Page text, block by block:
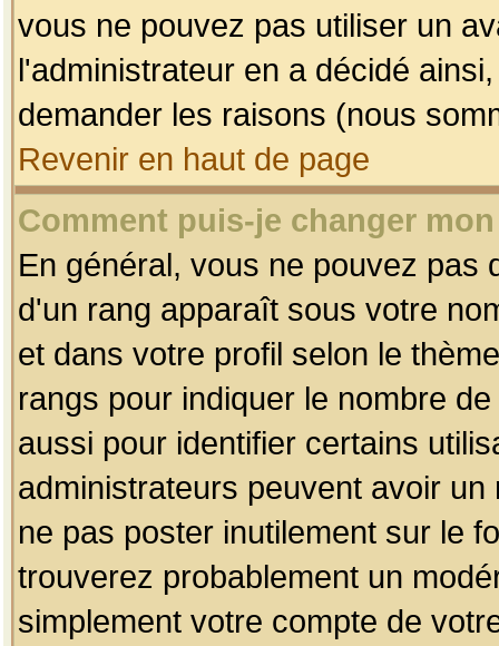
vous ne pouvez pas utiliser un
l'administrateur en a décidé
demander les raisons (nous
Revenir en haut de page
Comment puis-je changer
En général, vous ne pouvez pas
d'un rang apparaît sous votre
et dans votre profil selon le
rangs pour indiquer le nombre
aussi pour identifier certains
administrateurs peuvent avoir
ne pas poster inutilement sur le
trouverez probablement un
simplement votre compte de